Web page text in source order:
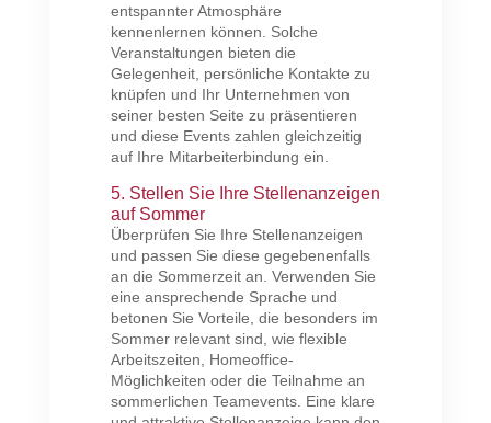
entspannter Atmosphäre
kennenlernen können. Solche
Veranstaltungen bieten die
Gelegenheit, persönliche Kontakte zu
knüpfen und Ihr Unternehmen von
seiner besten Seite zu präsentieren
und diese Events zahlen gleichzeitig
auf Ihre Mitarbeiterbindung ein.
5. Stellen Sie Ihre Stellenanzeigen
auf Sommer
Überprüfen Sie Ihre Stellenanzeigen
und passen Sie diese gegebenenfalls
an die Sommerzeit an. Verwenden Sie
eine ansprechende Sprache und
betonen Sie Vorteile, die besonders im
Sommer relevant sind, wie flexible
Arbeitszeiten, Homeoffice-
Möglichkeiten oder die Teilnahme an
sommerlichen Teamevents. Eine klare